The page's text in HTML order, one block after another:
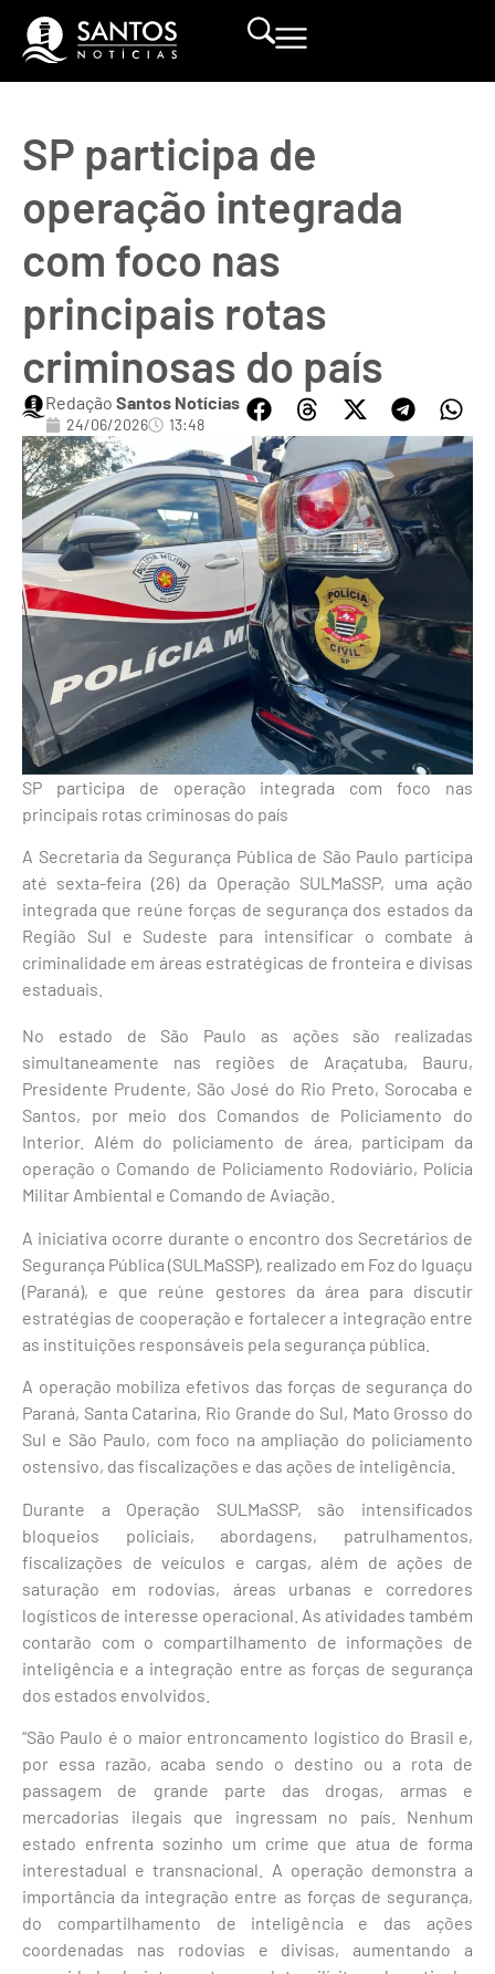
SP participa de
operação integrada
com foco nas
principais rotas
criminosas do país
Redação Santos Notícias
24/06/2026 13:48
SP participa de operação integrada com foco nas
principais rotas criminosas do país
A Secretaria da Segurança Pública de São Paulo participa
até sexta-feira (26) da Operação SULMaSSP, uma ação
integrada que reúne forças de segurança dos estados da
Região Sul e Sudeste para intensificar o combate à
criminalidade em áreas estratégicas de fronteira e divisas
estaduais.
No estado de São Paulo as ações são realizadas
simultaneamente nas regiões de Araçatuba, Bauru,
Presidente Prudente, São José do Rio Preto, Sorocaba e
Santos, por meio dos Comandos de Policiamento do
Interior. Além do policiamento de área, participam da
operação o Comando de Policiamento Rodoviário, Polícia
Militar Ambiental e Comando de Aviação.
A iniciativa ocorre durante o encontro dos Secretários de
Segurança Pública (SULMaSSP), realizado em Foz do Iguaçu
(Paraná), e que reúne gestores da área para discutir
estratégias de cooperação e fortalecer a integração entre
as instituições responsáveis pela segurança pública.
A operação mobiliza efetivos das forças de segurança do
Paraná, Santa Catarina, Rio Grande do Sul, Mato Grosso do
Sul e São Paulo, com foco na ampliação do policiamento
ostensivo, das fiscalizações e das ações de inteligência.
Durante a Operação SULMaSSP, são intensificados
bloqueios policiais, abordagens, patrulhamentos,
fiscalizações de veículos e cargas, além de ações de
saturação em rodovias, áreas urbanas e corredores
logísticos de interesse operacional. As atividades também
contarão com o compartilhamento de informações de
inteligência e a integração entre as forças de segurança
dos estados envolvidos.
“São Paulo é o maior entroncamento logístico do Brasil e,
por essa razão, acaba sendo o destino ou a rota de
passagem de grande parte das drogas, armas e
mercadorias ilegais que ingressam no país. Nenhum
estado enfrenta sozinho um crime que atua de forma
interestadual e transnacional. A operação demonstra a
importância da integração entre as forças de segurança,
do compartilhamento de inteligência e das ações
coordenadas nas rodovias e divisas, aumentando a